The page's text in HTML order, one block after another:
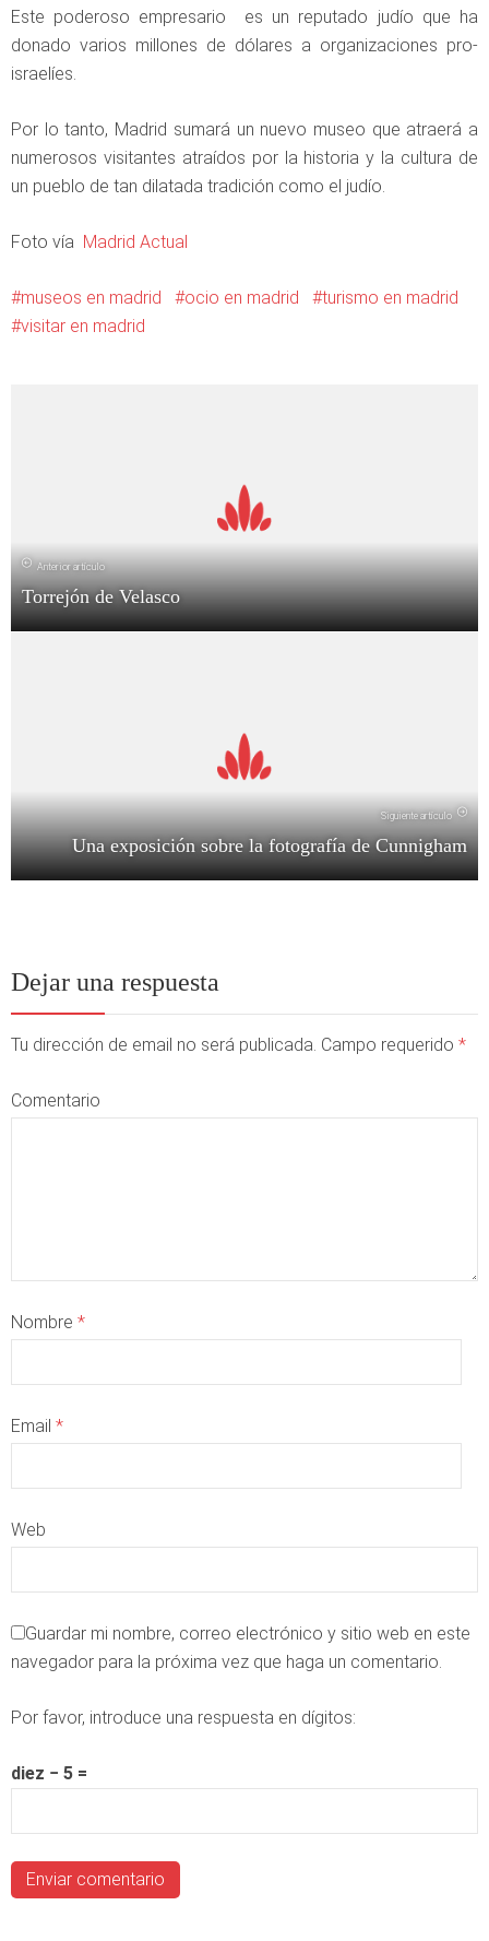
Este poderoso empresario es un reputado judío que ha
donado varios millones de dólares a organizaciones pro-
israelíes.
Por lo tanto, Madrid sumará un nuevo museo que atraerá a
numerosos visitantes atraídos por la historia y la cultura de
un pueblo de tan dilatada tradición como el judío.
Foto vía Madrid Actual
museos en madrid ocio en madrid
turismo en madrid
visitar en madrid
Anterior artículo
Torrejón de Velasco
Siguiente artículo
Una exposición sobre la fotografía de Cunnigham
Dejar una respuesta
Tu dirección de email no será publicada. Campo requerido *
Comentario
Nombre *
Email *
Web
Guardar mi nombre, correo electrónico y sitio web en este
navegador para la próxima vez que haga un comentario.
Por favor, introduce una respuesta en dígitos:
diez − 5 =